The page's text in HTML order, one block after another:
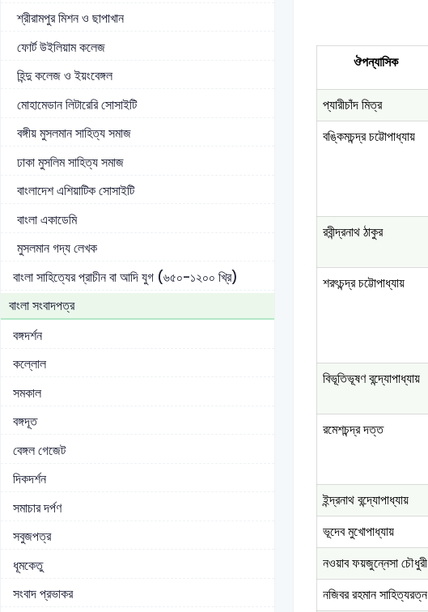
শ্রীরামপুর মিশন ও ছাপাখান
ফোর্ট উইলিয়াম কলেজ
হিন্দু কলেজ ও ইয়ংবেঙ্গল
মোহামেডান লিটারেরি সোসাইটি
বঙ্গীয় মুসলমান সাহিত্য সমাজ
ঢাকা মুসলিম সাহিত্য সমাজ
বাংলাদেশ এশিয়াটিক সোসাইটি
বাংলা একাডেমি
মুসলমান গদ্য লেখক
বাংলা সাহিত্যের প্রাচীন বা আদি যুগ (৬৫০-১২০০ খ্রি)
বাংলা সংবাদপত্র
বঙ্গদর্শন
কল্লোল
সমকাল
বঙ্গদূত
বেঙ্গল গেজেট
দিকদর্শন
সমাচার দর্পণ
সবুজপত্র
ধূমকেতু
সংবাদ প্রভাকর
ঔপন্যাসিক
প্যারীচাঁদ মিত্র
বঙ্কিমচন্দ্র চট্টোপাধ্যায়
রবীন্দ্রনাথ ঠাকুর
শরৎচন্দ্র চট্টোপাধ্যায়
বিভূতিভূষণ বন্দ্যোপাধ্যায়
রমেশচন্দ্র দত্ত
ইন্দ্রনাথ বন্দ্যোপাধ্যায়
ভূদেব মুখোপাধ্যায়
নওয়াব ফয়জুন্নেসা চৌধুরী
নজিবর রহমান সাহিত্যরত্ন